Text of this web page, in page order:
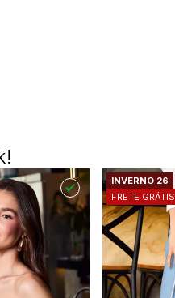
FRETE GRÁTIS
INVERNO 26